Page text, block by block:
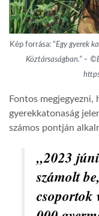
Kép forrása: “Egy gyerek
Köztársaságban.” –
Fontos
gyerekkatonaság
számos pontján
„2023
számolt
csoportok